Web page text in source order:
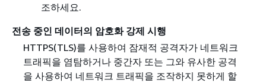
조하세요.
전송 중인 데이터의 암호화 강제 시행
HTTPS(TLS)를 사용하여 잠재적 공격자가 네트워크
트래픽을 염탐하거나 중간자 또는 그와 유사한 공격
을 사용하여 네트워크 트래픽을 조작하지 못하게 할